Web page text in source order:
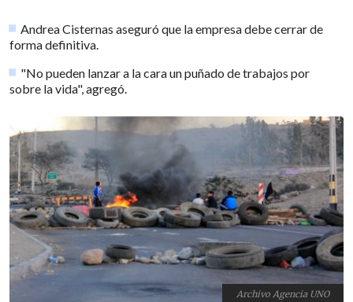
Andrea Cisternas aseguró que la empresa debe cerrar de
forma definitiva.
"No pueden lanzar a la cara un puñado de trabajos por
sobre la vida", agregó.
Archivo Agencia UNO